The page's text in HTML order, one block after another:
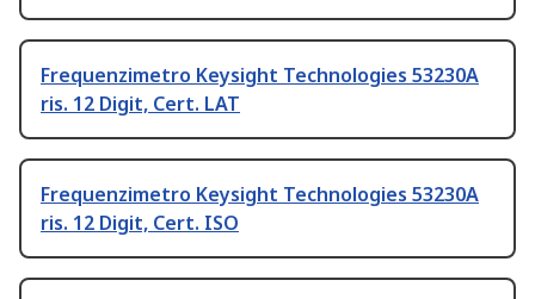
Frequenzimetro Keysight Technologies 53230A
ris. 12 Digit, Cert. LAT
Frequenzimetro Keysight Technologies 53230A
ris. 12 Digit, Cert. ISO